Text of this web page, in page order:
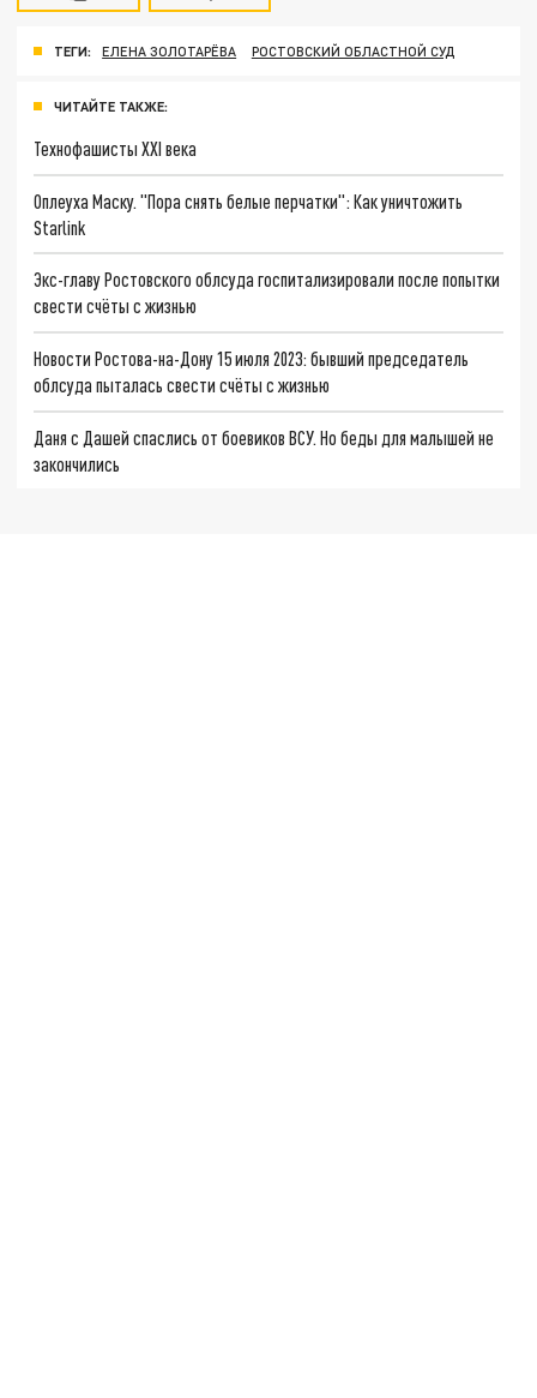
ТЕГИ: ЕЛЕНА ЗОЛОТАРЁВА РОСТОВСКИЙ ОБЛАСТНОЙ СУД
ЧИТАЙТЕ ТАКЖЕ:
Технофашисты XXI века
Оплеуха Маску. "Пора снять белые перчатки": Как уничтожить
Starlink
Экс-главу Ростовского облсуда госпитализировали после попытки
свести счёты с жизнью
Новости Ростова-на-Дону 15 июля 2023: бывший председатель
облсуда пыталась свести счёты с жизнью
Даня с Дашей спаслись от боевиков ВСУ. Но беды для малышей не
закончились